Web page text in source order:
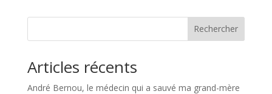
Rechercher
Articles récents
André Bernou, le médecin qui a sauvé ma grand-mère